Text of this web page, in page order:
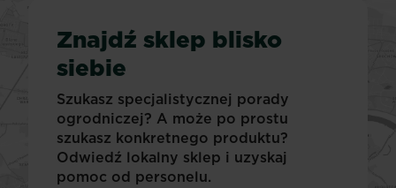
Znajdź sklep blisko
siebie
Szukasz specjalistycznej porady
ogrodniczej? A może po prostu
szukasz konkretnego produktu?
Odwiedź lokalny sklep i uzyskaj
pomoc od personelu.